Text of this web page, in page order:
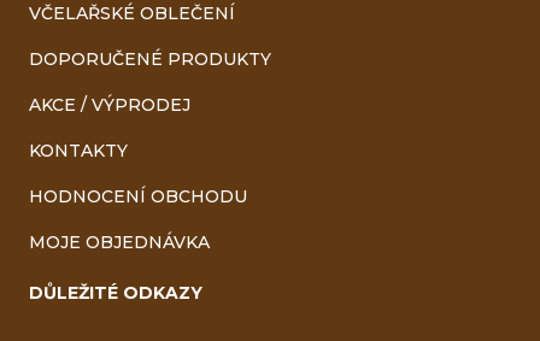
VČELAŘSKÉ OBLEČENÍ
DOPORUČENÉ PRODUKTY
AKCE / VÝPRODEJ
KONTAKTY
HODNOCENÍ OBCHODU
MOJE OBJEDNÁVKA
DŮLEŽITÉ ODKAZY